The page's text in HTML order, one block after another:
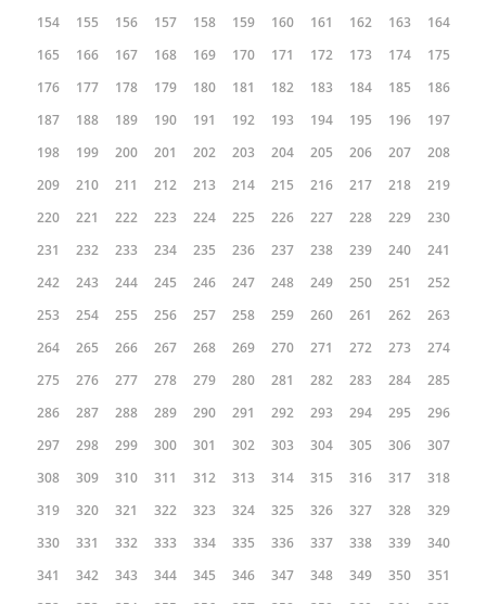
154
155 156 157 158 159 160 161 162 163
164
165
166 167 168 169 170 171 172 173 174
175
176
177 178 179 180 181 182 183 184 185
186
187
188 189 190 191 192 193 194 195 196
197
198
199 200 201 202 203 204 205 206 207
208
209
210 211 212 213 214 215 216 217 218
219
220
221 222 223 224 225 226 227 228 229
230
231
232 233 234 235 236 237 238 239 240
241
242
243 244 245 246 247 248 249 250 251
252
253
254 255 256 257 258 259 260 261 262
263
264
265 266 267 268 269 270 271 272 273
274
275
276 277 278 279 280 281 282 283 284
285
286
287 288 289 290 291 292 293 294 295
296
297
298 299 300 301 302 303 304 305 306
307
308
309 310 311 312 313 314 315 316 317
318
319
320 321 322 323 324 325 326 327 328
329
330
331 332 333 334 335 336 337 338 339
340
341
342 343 344 345 346 347 348 349 350
351